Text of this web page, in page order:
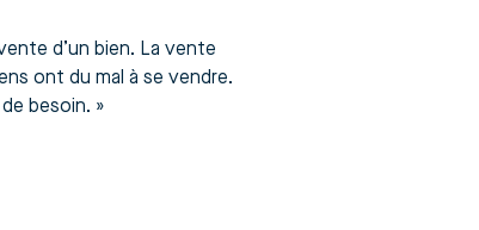
d’un bien. La vente
ont du mal à se vendre.
besoin. »